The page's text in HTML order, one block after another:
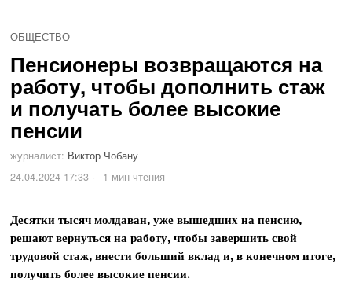
ОБЩЕСТВО
Пенсионеры возвращаются на
работу, чтобы дополнить стаж
и получать более высокие
пенсии
журналист: Виктор Чобану
24.04.2024 17:33
1 мин чтения
Десятки тысяч молдаван, уже вышедших на пенсию,
решают вернуться на работу, чтобы завершить свой
трудовой стаж, внести больший вклад и, в конечном итоге,
получить более высокие пенсии.